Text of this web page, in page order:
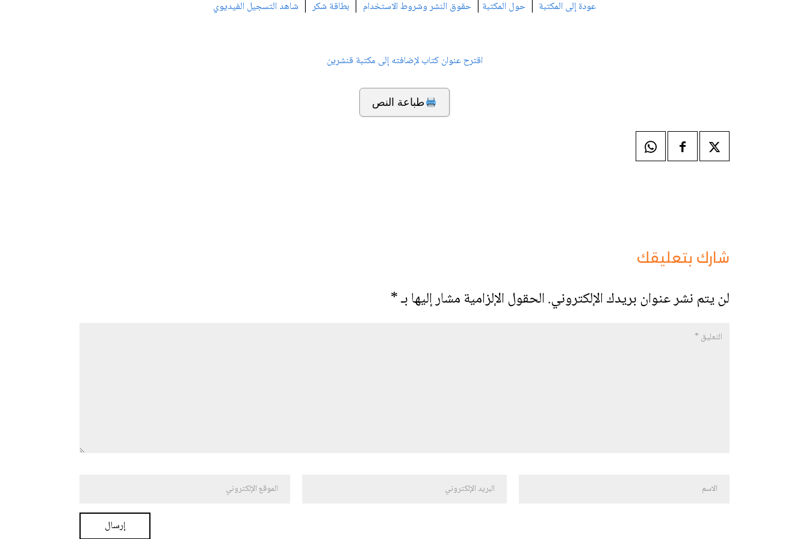
عودة إلى المكتبة | حول المكتبة | حقوق النشر وشروط الاستخدام | بطاقة شكر| شاهد التسجيل الفيديوي
اقترح عنوان كتاب لإضافته إلى مكتبة قنشرين
طباعة النص
شارك بتعليقك
لن يتم نشر عنوان بريدك الإلكتروني.الحقول الإلزامية مشار إليها بـ*